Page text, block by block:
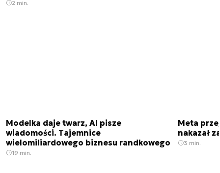
2 min.
Modelka daje twarz, AI pisze
wiadomości. Tajemnice
wielomiliardowego biznesu randkowego
19 min.
Meta
nakazał
3 min.